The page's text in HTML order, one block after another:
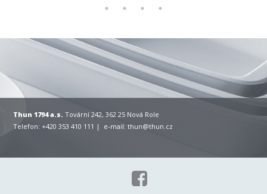
Thun 1794 a.s. Tovární 242, 362 25 Nová Role
Telefon: +420 353 410 111 | e-mail:thun@thun.cz